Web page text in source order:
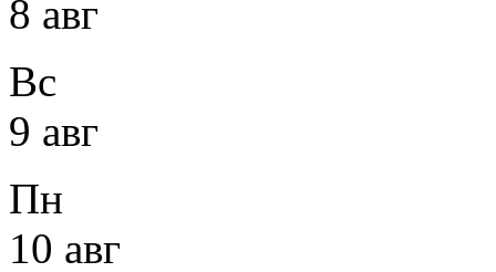
8 авг
Вс
9 авг
Пн
10 авг